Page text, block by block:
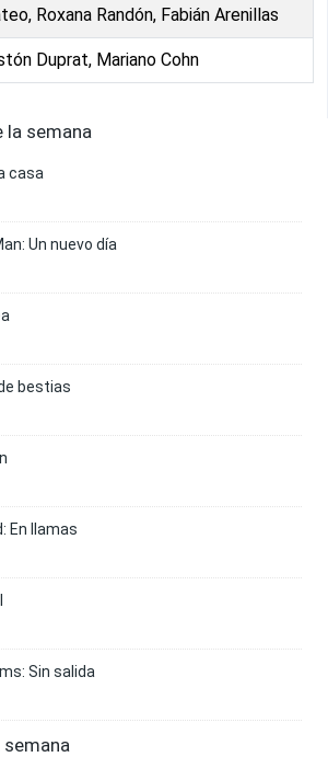
Roxana Randón, Fabián Arenillas
Duprat, Mariano Cohn
la semana
casa
Un nuevo día
bestias
En llamas
Sin salida
semana